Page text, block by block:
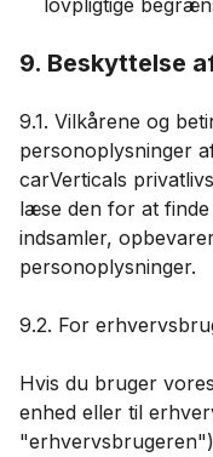
lovpligtige
9. Beskyttelse
9.1. Vilkårene og
personoplysninger
carVerticals
læse den for at
indsamler,
personoplysninger.
9.2. For
Hvis du bruger
enhed eller til